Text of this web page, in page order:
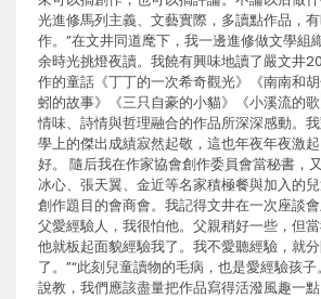
光進修馬列主義、文藝實際，多讀點作品，
作。”在文井同道麾下，我一邊進修做文學組
余時光挑燈夜讀。我饒有興味地讀了嚴文井
作的童話《丁丁的一次希奇觀光》《南南和
蚓的故事》《三只自豪的小貓》《小溪流的
情味、詩情與哲理融合的作品所深深感動。
學上的傑出成績寂然起敬，這也年夜年夜激
好。 隨后我在作家協會創作委員會當秘書，
冰心、張天翼、金近等名家積極餐與加入的
創作題目的會商會。我記得文井在一次座談
父愛經驗人，我很怕他。父親稍好一些，但
他就板起面貌經驗我了。我不愛聽經驗，就
了。”“此刻兒童讀物的毛病，也是愛經驗孩
說教，我們應該盡量把作品寫得活潑風趣一